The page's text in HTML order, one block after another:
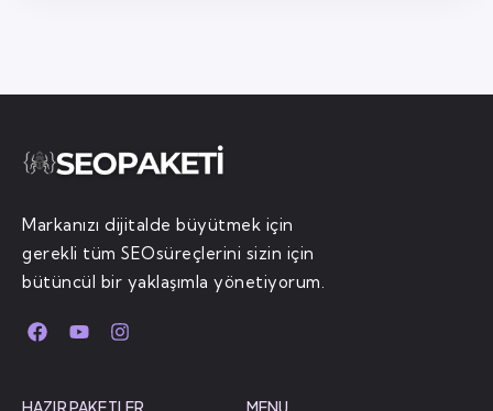
Markanızı dijitalde büyütmek için
gerekli tüm SEOsüreçlerini sizin için
bütüncül bir yaklaşımla yönetiyorum.
HAZIR PAKETLER MENU